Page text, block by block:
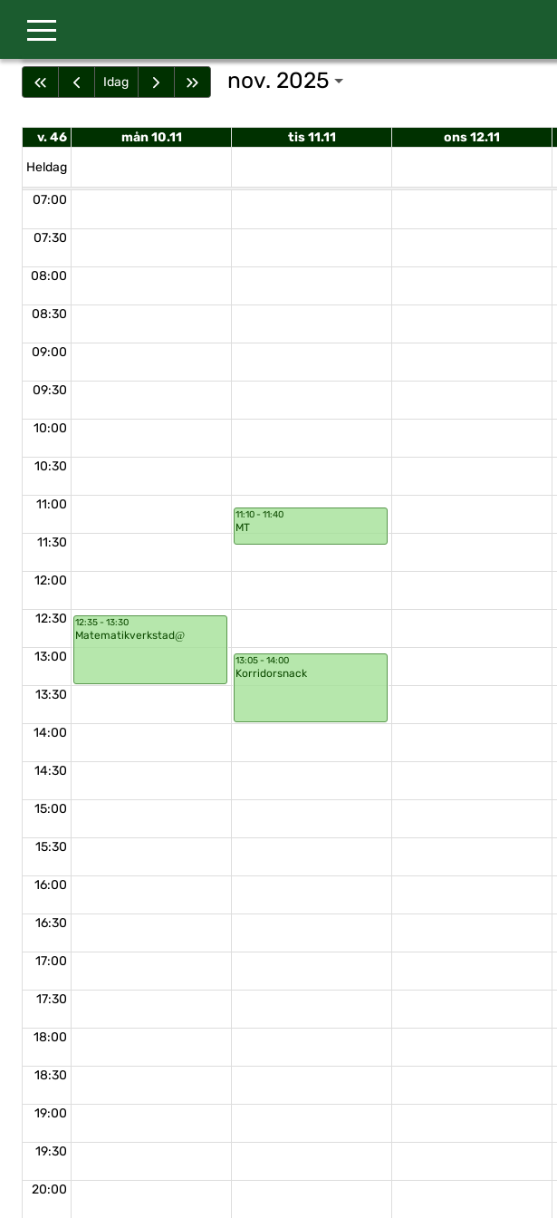
Idag nov. 2025
v. 46 mån 10.11 tis 11.11 ons 12.11
Heldag
07:00
07:30
08:00
08:30
09:00
09:30
10:00
10:30
11:00
11:30
12:00
12:30
13:00
13:30
14:00
14:30
15:00
15:30
16:00
16:30
17:00
17:30
18:00
18:30
19:00
19:30
20:00
12:35 - 13:30
Matematikverkstad
11:10 - 11:40
MT
13:05 - 14:00
Korridorsnack